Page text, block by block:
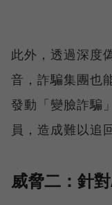
此外，透過深度
音，詐騙集團也
發動「變臉詐騙
員，造成難以追
威脅二：針